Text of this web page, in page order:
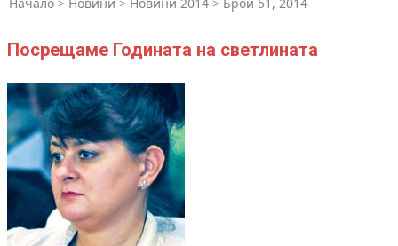
Посрещаме Годината на светлината